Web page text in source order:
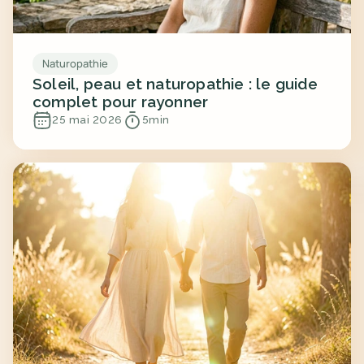
Naturopathie
Soleil, peau et naturopathie : le guide
complet pour rayonner
25 mai 2026 5min